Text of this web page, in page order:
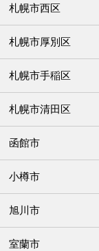
札幌市西区
札幌市厚別区
札幌市手稲区
札幌市清田区
函館市
小樽市
旭川市
室蘭市